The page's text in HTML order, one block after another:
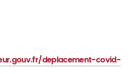
deplacement-covid-